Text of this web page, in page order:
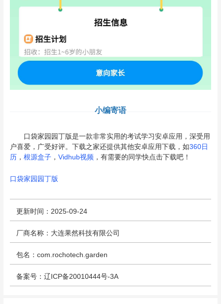
小编寄语
口袋家园园丁版是一款非常实用的考试学习安卓应用，深受用
户喜爱，广受好评。下载之家还提供其他安卓应用下载，如360日
历， 根源盒子， Vidhub视频，有需要的同学快点击下载吧！
口袋家园园丁版
更新时间：2025-09-24
厂商名称：大连果然科技有限公司
包名：com.rochotech.garden
备案号：辽ICP备20010444号-3A